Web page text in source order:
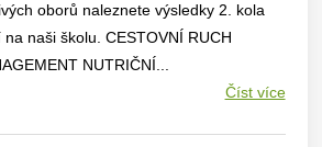
oborů naleznete výsledky 2. kola
naši školu. CESTOVNÍ RUCH
NUTRIČNÍ...
Číst více